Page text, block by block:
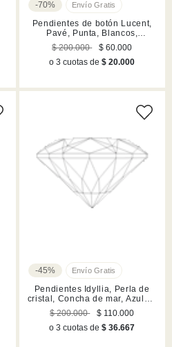
-70%
Pendientes de botón Lucent,
Pavé, Punta, Blancos,
Acabado en rodio
$ 200.000
$ 60.000
o 3 cuotas de$ 20.000
-45%
Pendientes Idyllia, Perla de
cristal, Concha de mar, Azules,
Acabado en rodio
$ 200.000
$ 110.000
o 3 cuotas de$ 36.667